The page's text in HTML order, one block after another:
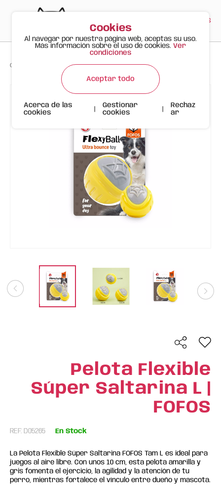
ES
Gato Feliz Productos > > Pelota Flexible Súper Saltarina L | FOFOS
Pelota Flexible
Súper Saltarina L |
FOFOS
REF: D05265 En Stock
La Pelota Flexible Súper Saltarina FOFOS Tam L es ideal para
juegos al aire libre. Con unos 10 cm, esta pelota amarilla y
gris fomenta el ejercicio, la agilidad y la atención de tu
perro, mientras fortalece el vínculo entre dueño y mascota.
Cookies
Al navegar por nuestra página web, aceptas su uso.
Más información sobre el uso de cookies. Ver
condiciones
Aceptar todo
Acerca de las
cookies
Gestionar
cookies
Rechaz
ar